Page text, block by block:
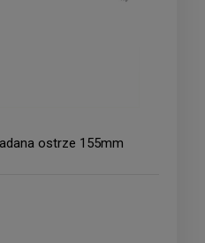
ostrze 155mm